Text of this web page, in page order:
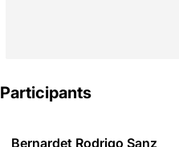
Participants
Bernardet Rodrigo Sanz